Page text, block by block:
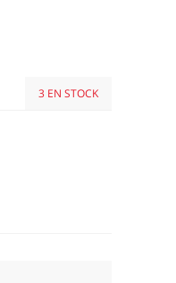
3 EN STOCK